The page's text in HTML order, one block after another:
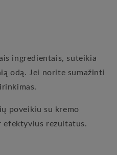
ingredientais, suteikia
odą. Jei norite sumažinti
poveikiu su kremo
efektyvius rezultatus.